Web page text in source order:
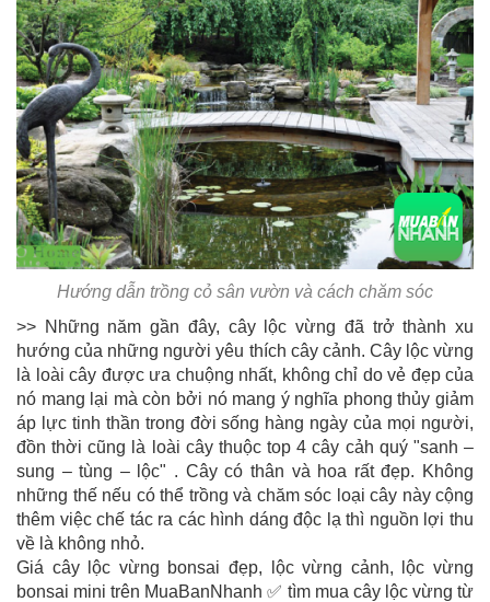
Hướng dẫn trồng cỏ sân vườn và cách chăm sóc
>> Những năm gần đây, cây lộc vừng đã trở thành xu
hướng của những người yêu thích cây cảnh. Cây lộc vừng
là loài cây được ưa chuộng nhất, không chỉ do vẻ đẹp của
nó mang lại mà còn bởi nó mang ý nghĩa phong thủy giảm
áp lực tinh thần trong đời sống hàng ngày của mọi người,
đồn thời cũng là loài cây thuộc top 4 cây cảh quý "sanh –
sung – tùng – lộc" . Cây có thân và hoa rất đẹp. Không
những thế nếu có thể trồng và chăm sóc loại cây này cộng
thêm việc chế tác ra các hình dáng độc lạ thì nguồn lợi thu
về là không nhỏ.
Giá cây lộc vừng bonsai đẹp, lộc vừng cảnh, lộc vừng
bonsai mini trên MuaBanNhanh ✅ tìm mua cây lộc vừng từ